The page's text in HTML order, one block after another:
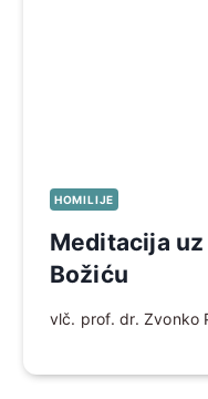
HOMILIJE
Meditacija
Božiću
vlč. prof. dr. Zvonko